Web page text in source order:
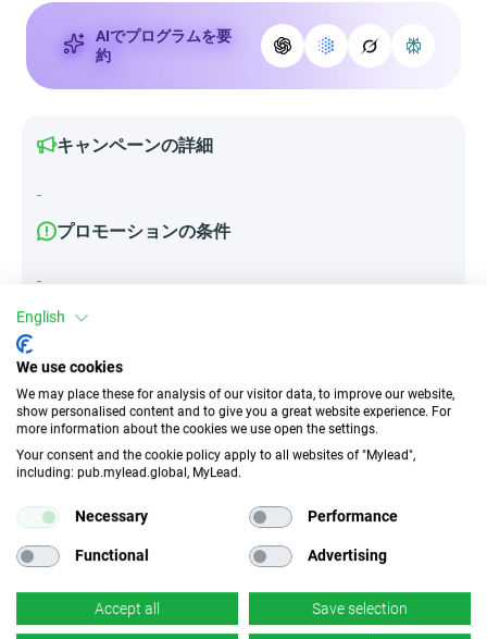
AIでプログラムを要
約
キャンペーンの詳細
-
プロモーションの条件
-
属性
デバイス
トラフィックの種類
EPC
n/d
CR
ディープリンク
×いいえ
English
We use cookies
We may place these for analysis of our visitor data, to improve our website,
show personalised content and to give you a great website experience. For
more information about the cookies we use open the settings.
Your consent and the cookie policy apply to all websites of "Mylead",
including: pub.mylead.global, MyLead.
Necessary Performance
Functional Advertising
Accept all Save selection